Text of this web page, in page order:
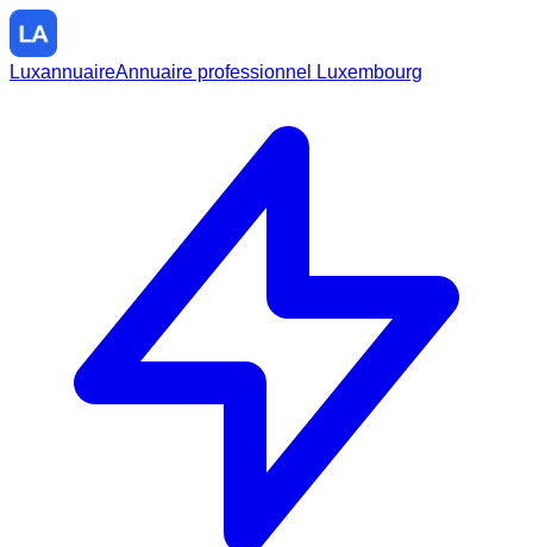
LuxannuaireAnnuaire professionnel Luxembourg